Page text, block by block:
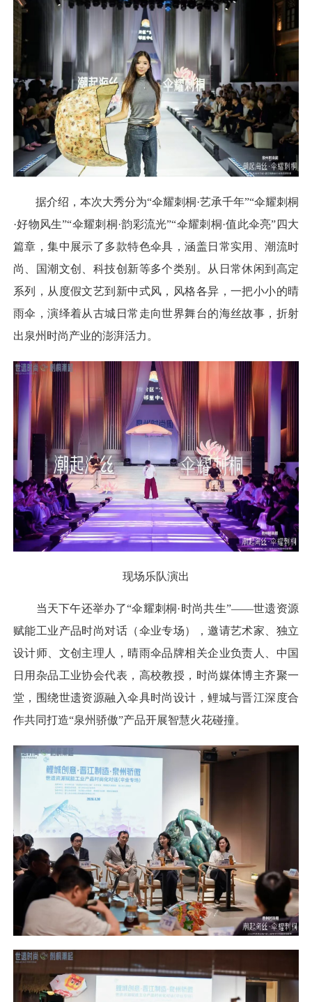
据介绍，本次大秀分为“伞耀刺桐·艺承千年”“伞耀刺桐
·好物风生”“伞耀刺桐·韵彩流光”“伞耀刺桐·值此伞亮”四大
篇章，集中展示了多款特色伞具，涵盖日常实用、潮流时
尚、国潮文创、科技创新等多个类别。从日常休闲到高定
系列，从度假文艺到新中式风，风格各异，一把小小的晴
雨伞，演绎着从古城日常走向世界舞台的海丝故事，折射
出泉州时尚产业的澎湃活力。
现场乐队演出
当天下午还举办了“伞耀刺桐·时尚共生”——世遗资源
赋能工业产品时尚对话（伞业专场），邀请艺术家、独立
设计师、文创主理人，晴雨伞品牌相关企业负责人、中国
日用杂品工业协会代表，高校教授，时尚媒体博主齐聚一
堂，围绕世遗资源融入伞具时尚设计，鲤城与晋江深度合
作共同打造“泉州骄傲”产品开展智慧火花碰撞。